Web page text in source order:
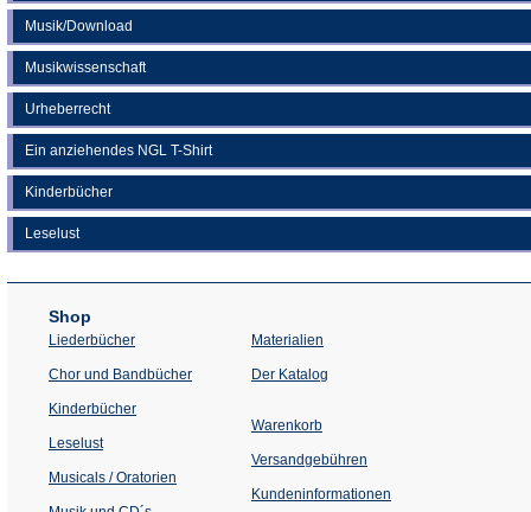
Musik/Download
Musikwissenschaft
Urheberrecht
Ein anziehendes NGL T-Shirt
Kinderbücher
Leselust
Shop
Liederbücher
Chor und Bandbücher
Kinderbücher
Leselust
Musicals / Oratorien
Materialien
Der Katalog
Warenkorb
Versandgebühren
Kundeninformationen